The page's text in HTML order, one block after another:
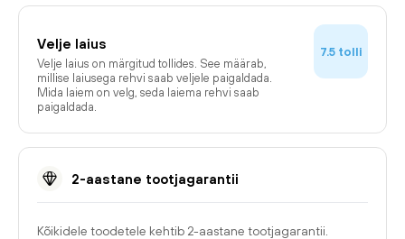
Velje laius
Velje laius on märgitud tollides. See määrab,
millise laiusega rehvi saab veljele paigaldada.
Mida laiem on velg, seda laiema rehvi saab
paigaldada.
7.5 tolli
2-aastane tootjagarantii
Kõikidele toodetele kehtib 2-aastane tootjagarantii.